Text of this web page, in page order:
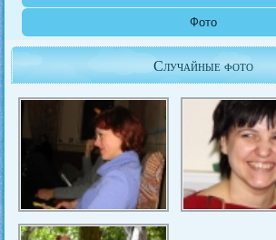
Фото
Случайные фото